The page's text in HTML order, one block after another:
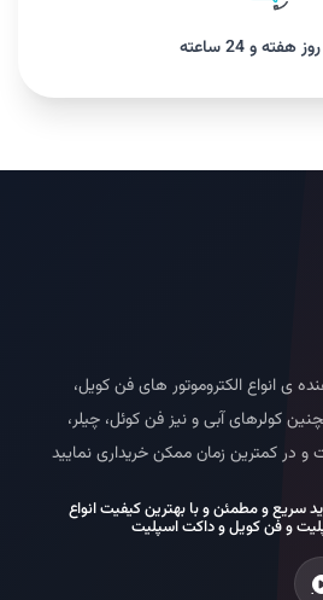
و 24 ساعته
ی انواع الکتروموتور های فن کویل،
کولرهای آبی و نیز فن کوئل، چیلر،
و در کمترین زمان ممکن خریداری نمایید
سریع و مطمئن و با بهترین کیفیت انواع
و فن کویل و داکت اسپلیت